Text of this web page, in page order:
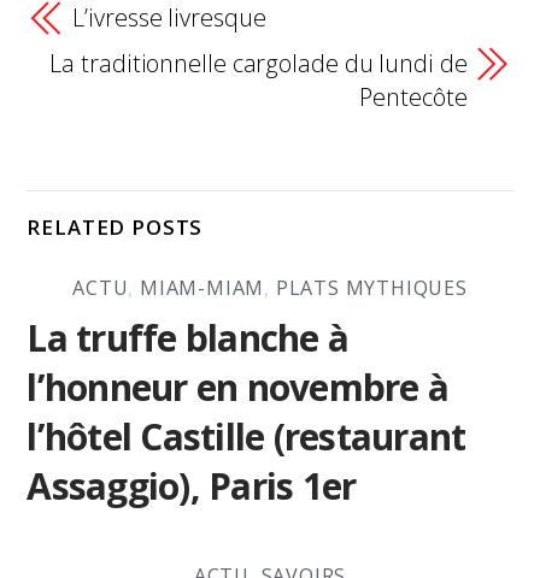
L’ivresse livresque
La traditionnelle cargolade du lundi de
Pentecôte
RELATED POSTS
ACTU, MIAM-MIAM, PLATS MYTHIQUES
La truffe blanche à
l’honneur en novembre à
l’hôtel Castille (restaurant
Assaggio), Paris 1er